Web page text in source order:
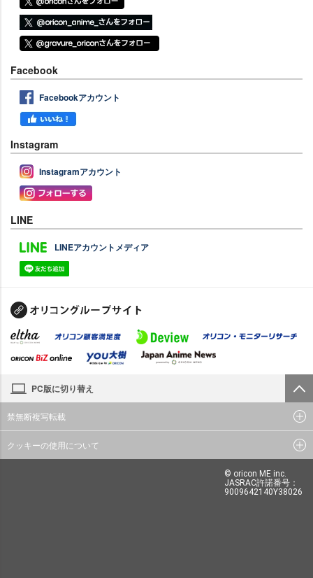
Facebook
Facebookアカウント
Instagram
Instagramアカウント
LINE
LINEアカウントメディア
PC版に切り替え
禁無断複写転載
クッキーの使用について
© oricon ME inc.
JASRAC許諾番号：
9009642140Y38026